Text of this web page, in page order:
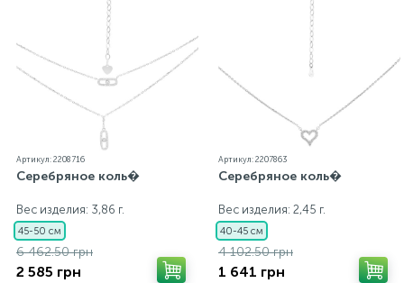
Артикул: 2208716
Серебряное коль�
Вес изделия: 3,86 г.
45-50 см
6 462.50 грн
2 585 грн
Артикул: 2207863
Серебряное коль�
Вес изделия: 2,45 г.
40-45 см
4 102.50 грн
1 641 грн